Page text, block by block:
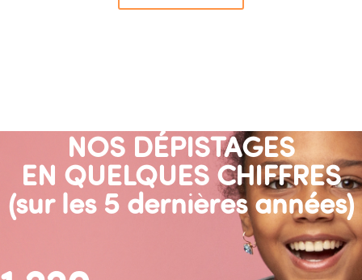
NOS DÉPISTAGES
EN QUELQUES CHIFFRES
(sur les 5 dernières années)